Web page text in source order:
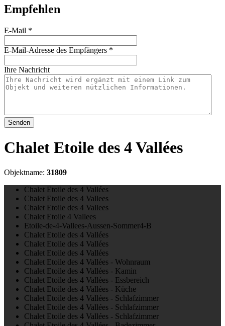
Empfehlen
E-Mail *
E-Mail-Adresse des Empfängers *
Ihre Nachricht
Senden
Chalet Etoile des 4 Vallées
Objektname: 31809
Chalet Etoile des 4 Vallées
Chalet Etoile des 4 Vallees
Chalet Etoile des 4 Vallees
Chalet Etoile 4 Vallees
Etoile-de-4-Vallees-Aussen-Sommer4-B
Chalet Etoile des 4 Vallées
Chalet Etoile des 4 Vallées
Chalet Etoile des 4 Vallées
Chalet Etoile des 4 Vallées - Wohnraum
Chalet Etoile des 4 Vallées - Kamin
Chalet Etoile des 4 Vallées - Essbereich
Chalet Etoile des 4 Vallées - Küche
Chalet Etoile des 4 Vallées - Schlafzimmer
Chalet Etoile des 4 Vallées - Schlafzimmer
Chalet Etoile des 4 Vallées - Schlafzimmer